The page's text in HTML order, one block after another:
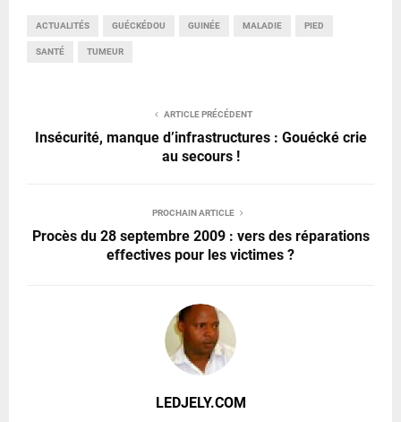
ACTUALITÉS GUÉCKÉDOU GUINÉE MALADIE PIED
SANTÉ TUMEUR
ARTICLE PRÉCÉDENT
Insécurité, manque d’infrastructures : Gouécké crie
au secours !
PROCHAIN ARTICLE
Procès du 28 septembre 2009 : vers des réparations
effectives pour les victimes ?
LEDJELY.COM